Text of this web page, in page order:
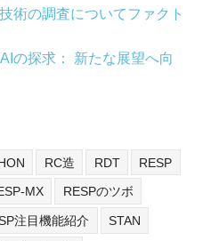
術の調査についてファクト
の探求： 新たな展望へ向
RC造 RDT RESP
MX RESPのツボ
注目機能紹介 STAN